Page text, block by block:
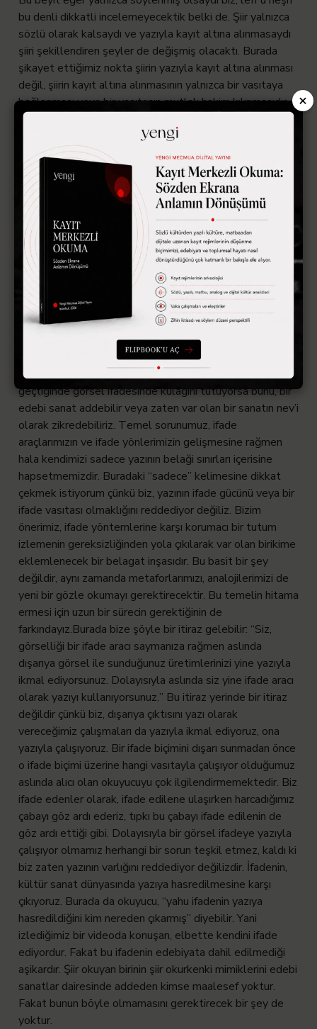
×
bu denli dikkatli incelemeyecektik belki de. Şiir yalnızca
sözlü olarak kalsaydı ve yazıyla kayıt altına alınmasaydı
şiiri şekillendiren şeyler de değişmiş olacaktı. Burada
şikayet ettiğimiz nokta şiirin yazıyla kayıt altına alınması
değil, şiirin kayıt altına alınmasının yalnızca bir vasıtaya
bağlanması veya bir vasıtanın mutlak hakim kılınmasıdır.
Ya gezen bir ölü yahut gömülen bir diriyim
Mumyadır canlı
da cansız da bu kabristanda (Çamlıbel)
tezat yani mutabakat sanatına örnektir. Leff ü neşr için
yaptığımız yorumları tekrarlamaya burada gerek
duymuyorum.
Şimdi de Fuzuli’den aldığımız beyitle
reddül acüz ale’s sadr sanatına örnek verelim.Suya
versin bâğbân gülzârı zahmet çekmesinBir gül açılmaz
yüzün tek virse bin gülzâra suBurada şair su kelimesini
beytin ilk mısrasının başında kullanıp ikinci mısranın
sonunda tekrarlamaktadır. Acaba biz bu duruma neden
dikkat çekiyoruz? Bu durumun bizim dikkatimizi çekiyor
oluşunun sebebi acaba yazıyla bağlantısız mı?
mecmua olarak yeni bir belagat kaydı öneriyoruz. Aslında
önerdiğimiz şey sıfırdan bir kurulum değil. Var olan
belagat birikimine eklemlenecek yeni ifade vasıtaları
geliştirmek. Örneğin Enis şiir okurken şiirde kulak
geçtiğinde görsel ifadesinde kulağını tutuyorsa bunu, bir
edebi sanat addebilir veya zaten var olan bir sanatın nev’i
olarak zikredebiliriz. Temel sorunumuz, ifade
araçlarımızın ve ifade yönlerimizin gelişmesine rağmen
hala kendimizi sadece yazının belaği sınırları içerisine
hapsetmemizdir. Buradaki “sadece” kelimesine dikkat
çekmek istiyorum çünkü biz, yazının ifade gücünü veya bir
ifade vasıtası olmaklığını reddediyor değiliz. Bizim
önerimiz, ifade yöntemlerine karşı korumacı bir tutum
izlemenin gereksizliğinden yola çıkılarak var olan birikime
eklemlenecek bir belagat inşasıdır. Bu basit bir şey
değildir, aynı zamanda metaforlarımızı, analojilerimizi de
yeni bir gözle okumayı gerektirecektir. Bu temelin hitama
ermesi için uzun bir sürecin gerektiğinin de
farkındayız.Burada bize şöyle bir itiraz gelebilir: “Siz,
görselliği bir ifade aracı saymanıza rağmen aslında
dışarıya görsel ile sunduğunuz üretimlerinizi yine yazıyla
ikmal ediyorsunuz. Dolayısıyla aslında siz yine ifade aracı
olarak yazıyı kullanıyorsunuz.” Bu itiraz yerinde bir itiraz
değildir çünkü biz, dışarıya çıktısını yazı olarak
vereceğimiz çalışmaları da yazıyla ikmal ediyoruz, ona
yazıyla çalışıyoruz. Bir ifade biçimini dışarı sunmadan önce
o ifade biçimi üzerine hangi vasıtayla çalışıyor olduğumuz
aslında alıcı olan okuyucuyu çok ilgilendirmemektedir. Biz
ifade edenler olarak, ifade edilene ulaşırken harcadığımız
çabayı göz ardı ederiz, tıpkı bu çabayı ifade edilenin de
göz ardı ettiği gibi. Dolayısıyla bir görsel ifadeye yazıyla
çalışıyor olmamız herhangi bir sorun teşkil etmez, kaldı ki
biz zaten yazının varlığını reddediyor değilizdir. İfadenin,
kültür sanat dünyasında yazıya hasredilmesine karşı
çıkıyoruz. Burada da okuyucu, “yahu ifadenin yazıya
hasredildiğini kim nereden çıkarmış” diyebilir. Yani
izlediğimiz bir videoda konuşan, elbette kendini ifade
ediyordur. Fakat bu ifadenin edebiyata dahil edilmediği
aşikardır. Şiir okuyan birinin şiir okurkenki mimiklerini edebi
sanatlar dairesinde addeden kimse maalesef yoktur.
Fakat bunun böyle olmamasını gerektirecek bir şey de
yoktur.